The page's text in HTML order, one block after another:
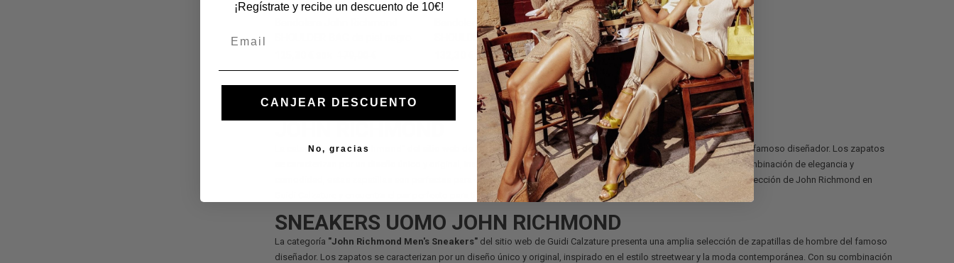
Bandolera John Richmond
SHOULDER BAG de piel negro
189,00 €
30%
44
Zapatilla John Richmond -
blanco
195,00 €
136,50 €30%
La categoría "John Richmond"
del sitio web de Guidi Calzature presenta una selección de zapatillas de hombre del famoso diseñador. Los zapatos
se caracterizan por un diseño único y original, inspirado en el estilo streetwear y la moda contemporánea. Con su combinación de elegancia y
comodidad, estas zapatillas son perfectas para el hombre moderno que ama estar siempre a la última. Explora la colección de John Richmond en
SNEAKERS UOMO JOHN RICHMOND
La categoría "John Richmond Men's Sneakers" del sitio web de Guidi Calzature presenta una amplia selección de zapatillas de hombre del famoso
diseñador. Los zapatos se caracterizan por un diseño único y original, inspirado en el estilo streetwear y la moda contemporánea. Con su combinación
¡Regístrate y recibe un descuento de 10€!
CANJEAR DESCUENTO
No, gracias